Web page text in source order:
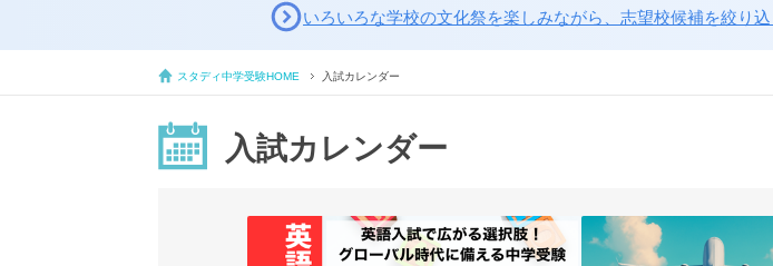
いろいろな学校の文化祭を楽しみながら、志望校候補を絞り込
スタディ中学受験HOME 入試カレンダー
入試カレンダー